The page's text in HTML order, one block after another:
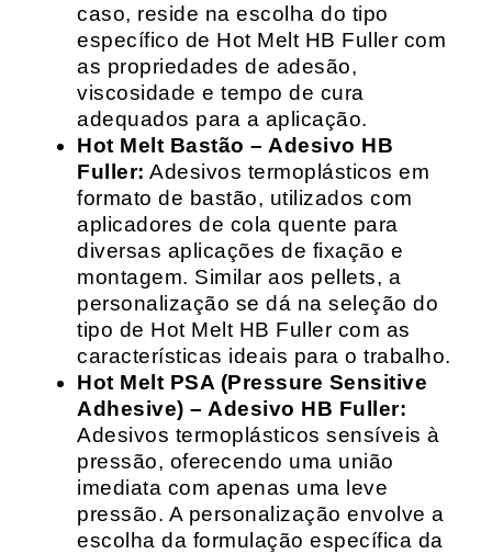
caso, reside na escolha do tipo
específico de Hot Melt HB Fuller com
as propriedades de adesão,
viscosidade e tempo de cura
adequados para a aplicação.
Hot Melt Bastão – Adesivo HB
Fuller: Adesivos termoplásticos em
formato de bastão, utilizados com
aplicadores de cola quente para
diversas aplicações de fixação e
montagem. Similar aos pellets, a
personalização se dá na seleção do
tipo de Hot Melt HB Fuller com as
características ideais para o trabalho.
Hot Melt PSA (Pressure Sensitive
Adhesive) – Adesivo HB Fuller:
Adesivos termoplásticos sensíveis à
pressão, oferecendo uma união
imediata com apenas uma leve
pressão. A personalização envolve a
escolha da formulação específica da